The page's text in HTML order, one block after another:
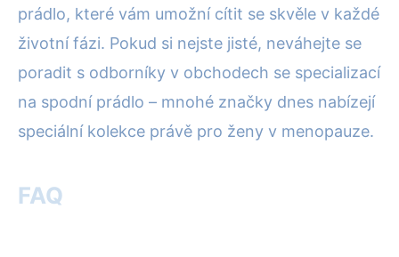
prádlo, které vám umožní cítit se skvěle v každé
životní fázi. Pokud si nejste jisté, neváhejte se
poradit s odborníky v obchodech se specializací
na spodní prádlo – mnohé značky dnes nabízejí
speciální kolekce právě pro ženy v menopauze.
FAQ